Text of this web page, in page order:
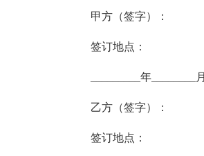
甲方（签字）：
签订地点：
_________年________
乙方（签字）：
签订地点：